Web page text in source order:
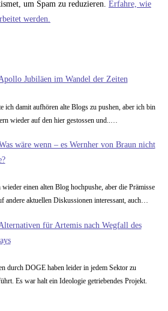
um Spam zu reduzieren. Erfahre, wie
werden.
Jubiläen im Wandel der Zeiten
ich damit aufhören alte Blogs zu pushen, aber ich bin
wieder auf den hier gestossen und..…
wäre wenn – es Wernher von Braun nicht
einen alten Blog hochpushe, aber die Prämisse
andere aktuellen Diskussionen interessant, auch…
für Artemis nach Wegfall des
durch DOGE haben leider in jedem Sektor zu
Es war halt ein Ideologie getriebendes Projekt.